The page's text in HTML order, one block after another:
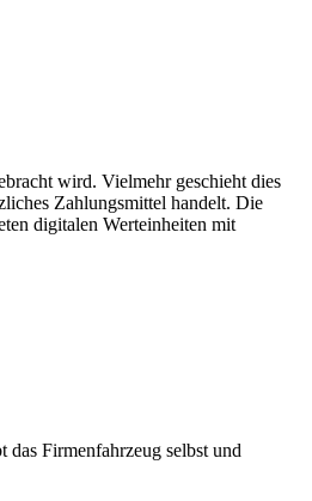
wird. Vielmehr geschieht dies
Zahlungsmittel handelt. Die
digitalen Werteinheiten mit
Firmenfahrzeug selbst und